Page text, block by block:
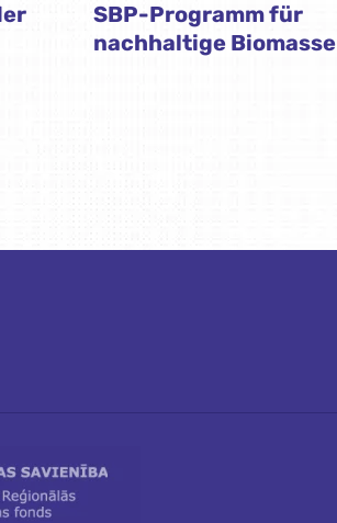
SBP-Programm für
nachhaltige Biomasse